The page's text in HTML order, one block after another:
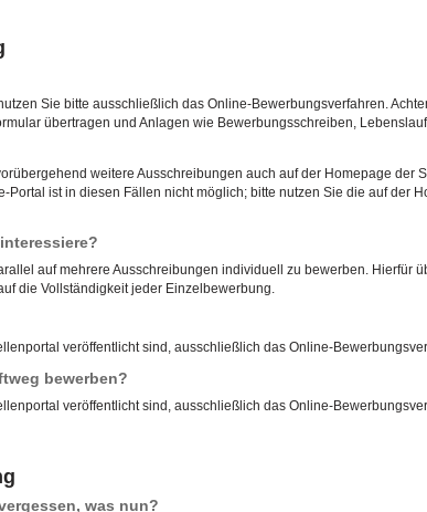
Sie bitte ausschließlich das Online-Bewerbungsverfahren.
übertragen und Anlagen wie Bewerbungsschreiben,
weitere Ausschreibungen auch auf der Homepage der
ist in diesen Fällen nicht möglich; bitte nutzen Sie die auf der
auf mehrere Ausschreibungen individuell zu bewerben. Hierfür
die Vollständigkeit jeder Einzelbewerbung.
veröffentlicht sind, ausschließlich das Online-
bewerben?
veröffentlicht sind, ausschließlich das Online-
was nun?